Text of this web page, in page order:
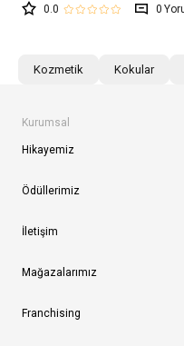
0.0 0
Kozmetik Kokular
Kurumsal
Hikayemiz
Ödüllerimiz
İletişim
Mağazalarımız
Franchising